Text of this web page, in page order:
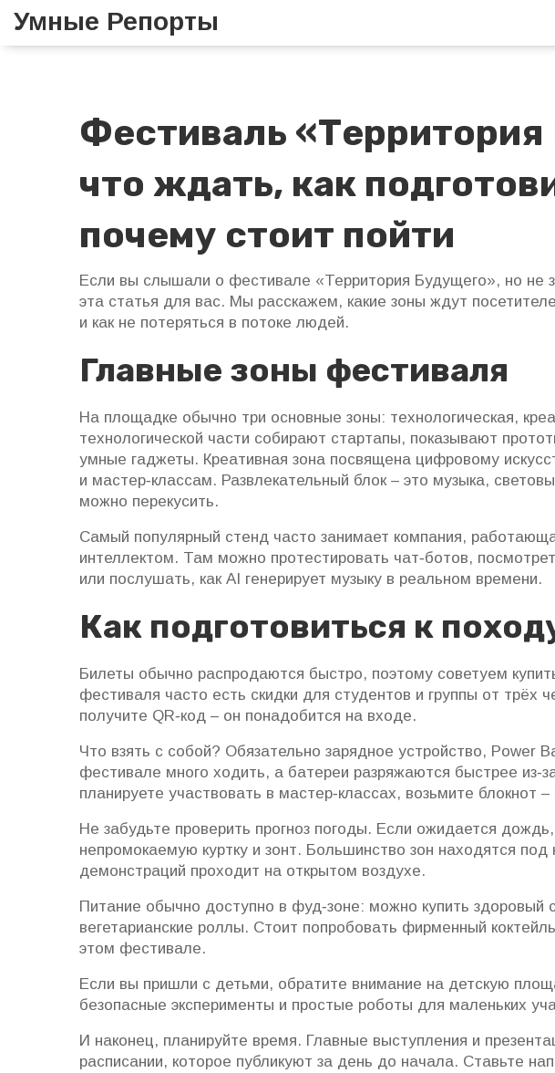
Умные Репорты
Фестиваль
что ждать, как
почему стоит пойти
Если вы слышали о фестивале «Территория Будущего», но не
эта статья для вас. Мы расскажем, какие зоны ждут
и как не потеряться в потоке людей.
Главные зоны фестиваля
На площадке обычно три основные зоны: технологическая,
технологической части собирают стартапы, показывают
умные гаджеты. Креативная зона посвящена цифровому
и мастер‑классам. Развлекательный блок – это музыка,
можно перекусить.
Самый популярный стенд часто занимает компания,
интеллектом. Там можно протестировать чат‑ботов,
или послушать, как AI генерирует музыку в реальном времени.
Как подготовиться к
Билеты обычно распродаются быстро, поэтому советуем
фестиваля часто есть скидки для студентов и группы от трёх
получите QR‑код – он понадобится на входе.
Что взять с собой? Обязательно зарядное устройство, Power
фестивале много ходить, а батереи разряжаются быстрее
планируете участвовать в мастер‑классах, возьмите блокнот
Не забудьте проверить прогноз погоды. Если ожидается
непромокаемую куртку и зонт. Большинство зон находятся под
демонстраций проходит на открытом воздухе.
Питание обычно доступно в фуд‑зоне: можно купить здоровый
вегетарианские роллы. Стоит попробовать фирменный
этом фестивале.
Если вы пришли с детьми, обратите внимание на детскую
безопасные эксперименты и простые роботы для маленьких
И наконец, планируйте время. Главные выступления и
расписании, которое публикуют за день до начала. Ставьте